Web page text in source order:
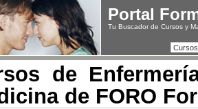
Portal
Tu Buscador de Cursos y
de
de FORO